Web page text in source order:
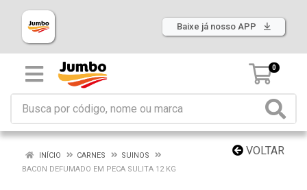
Baixe já nosso APP
0
VOLTAR
INÍCIO CARNES
SUINOS
BACON DEFUMADO EM PECA SULITA 12 KG